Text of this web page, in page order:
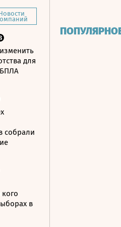
для
собрали
в